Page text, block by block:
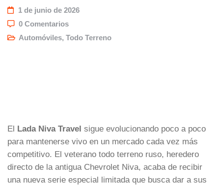
1 de junio de 2026
0 Comentarios
Automóviles, Todo Terreno
El Lada Niva Travel sigue evolucionando poco a poco
para mantenerse vivo en un mercado cada vez más
competitivo. El veterano todo terreno ruso, heredero
directo de la antigua Chevrolet Niva, acaba de recibir
una nueva serie especial limitada que busca dar a sus